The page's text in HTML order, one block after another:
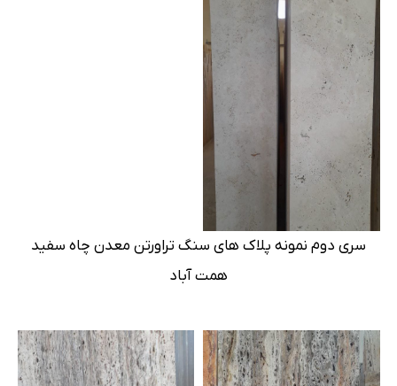
سری دوم نمونه پلاک های سنگ تراورتن معدن چاه سفید
همت آباد